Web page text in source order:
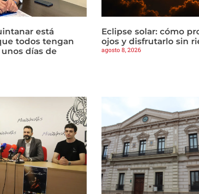
está
todos tengan
días de
Eclipse solar: cómo
ojos y disfrutarlo sin
agosto 8, 2026